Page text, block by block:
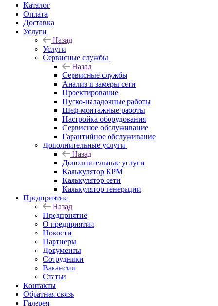
Каталог
Оплата
Доставка
Услуги
Назад
Услуги
Сервисные службы
Назад
Сервисные службы
Анализ и замеры сети
Проектирование
Пуско-наладочные работы
Шеф-монтажные работы
Настройка оборудования
Сервисное обслуживание
Гарантийное обслуживание
Дополнительные услуги
Назад
Дополнительные услуги
Калькулятор КРМ
Калькулятор сети
Калькулятор генерации
Предприятие
Назад
Предприятие
О предприятии
Новости
Партнеры
Документы
Сотрудники
Вакансии
Статьи
Контакты
Обратная связь
Галерея